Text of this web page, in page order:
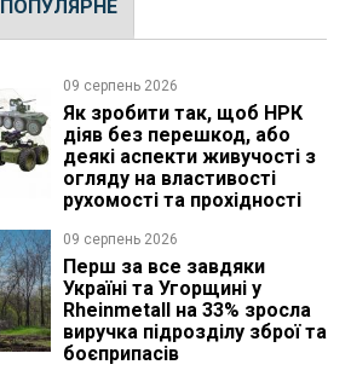
ПОПУЛЯРНЕ
09 серпень 2026
Як зробити так, щоб НРК
діяв без перешкод, або
деякі аспекти живучості з
огляду на властивості
рухомості та прохідності
09 серпень 2026
Перш за все завдяки
Україні та Угорщині у
Rheinmetall на 33% зросла
виручка підрозділу зброї та
боєприпасів